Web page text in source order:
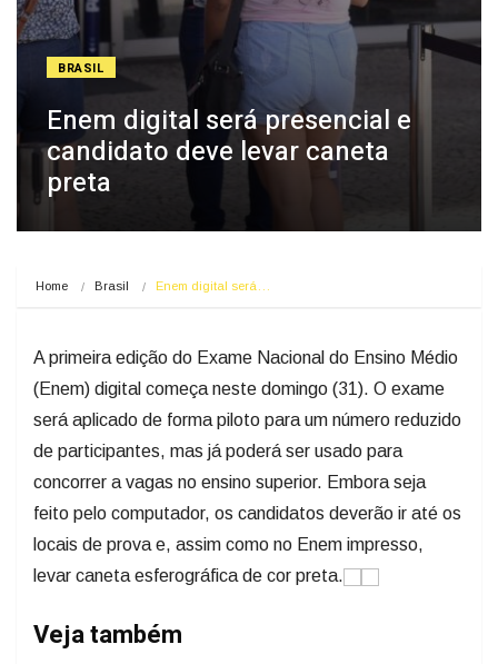
BRASIL
Enem digital será presencial e
candidato deve levar caneta
preta
Home Brasil Enem digital será…
A primeira edição do Exame Nacional do Ensino Médio
(Enem) digital começa neste domingo (31). O exame
será aplicado de forma piloto para um número reduzido
de participantes, mas já poderá ser usado para
concorrer a vagas no ensino superior. Embora seja
feito pelo computador, os candidatos deverão ir até os
locais de prova e, assim como no Enem impresso,
levar caneta esferográfica de cor preta.
Veja também